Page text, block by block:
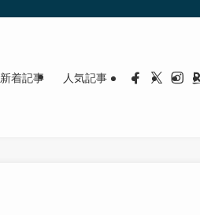
新着記事 人気記事